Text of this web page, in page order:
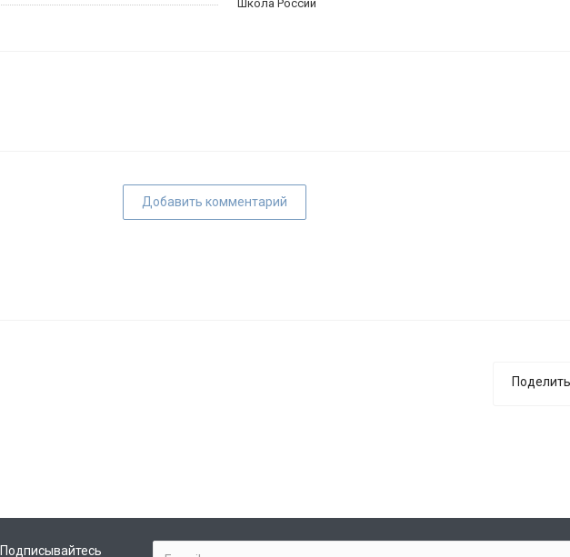
Школа России
Добавить комментарий
Подписывайтесь